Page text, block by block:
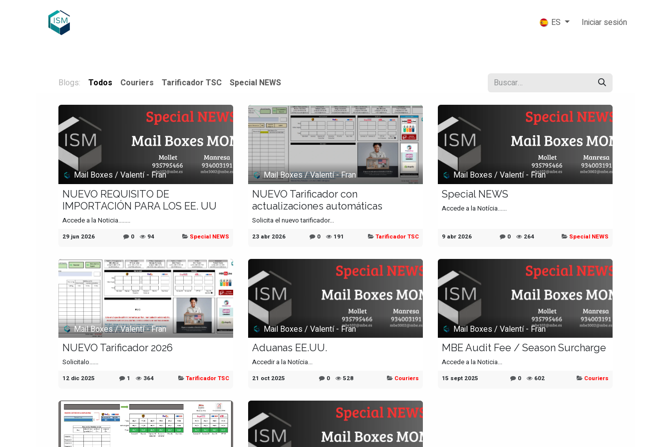
ES Iniciar sesión
Blogs: Todos Couriers Tarificador TSC Special NEWS
Mail Boxes / Valentí - Fran
NUEVO REQUISITO DE
IMPORTACIÓN PARA LOS EE. UU
Accede a la Noticia........
29 jun 2026 0 94 Special NEWS
Mail Boxes / Valentí - Fran
NUEVO Tarificador con
actualizaciones automáticas
Solicita el nuevo tarificador...
23 abr 2026 0 191 Tarificador TSC
Mail Boxes / Valentí - Fran
Special NEWS
Accede a la Notícia......
9 abr 2026 0 264 Special NEWS
Mail Boxes / Valentí - Fran
NUEVO Tarificador 2026
Solicitalo......
12 dic 2025 1 364 Tarificador TSC
Mail Boxes / Valentí - Fran
Aduanas EE.UU.
Accedir a la Notícia...
21 oct 2025 0 528 Couriers
Mail Boxes / Valentí - Fran
MBE Audit Fee / Season Surcharge
Accede a la Noticia...
15 sept 2025 0 602 Couriers